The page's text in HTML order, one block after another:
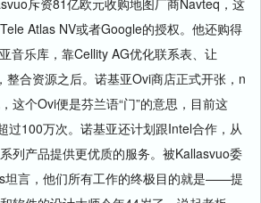
斥资81亿欧元收购地图厂商Navteq，这
Atlas NV或者Google的授权。他还购得
音乐库，靠Cellity AG优化联系表、让
整合资源之后。诺基亚Ovi商店正式开张，n
这个Ovi便是芬兰语“门”的意思，目前这
过100万次。诺基亚还计划跟Intel合作，从
列产品提供更优质的服务。被Kallasvuo委
坦言，他们所有工作的终极目的就是——提